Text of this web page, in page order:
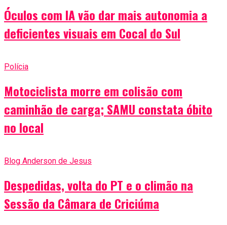
Óculos com IA vão dar mais autonomia a
deficientes visuais em Cocal do Sul
Polícia
Motociclista morre em colisão com
caminhão de carga; SAMU constata óbito
no local
Blog Anderson de Jesus
Despedidas, volta do PT e o climão na
Sessão da Câmara de Criciúma